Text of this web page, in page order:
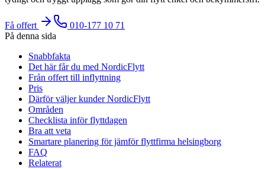
Få offert
010-177 10 71
På denna sida
Snabbfakta
Det här får du med NordicFlytt
Från offert till inflyttning
Pris
Därför väljer kunder NordicFlytt
Områden
Checklista inför flyttdagen
Bra att veta
Smartare planering för jämför flyttfirma helsingborg
FAQ
Relaterat